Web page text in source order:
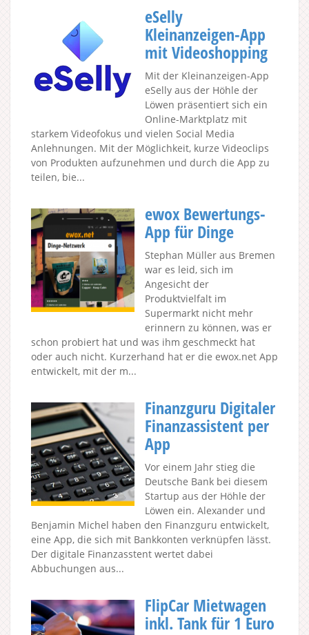
eSelly
Kleinanzeigen-App
mit Videoshopping
Mit der Kleinanzeigen-App
eSelly aus der Höhle der
Löwen präsentiert sich ein
Online-Marktplatz mit
starkem Videofokus und vielen Social Media
Anlehnungen. Mit der Möglichkeit, kurze Videoclips
von Produkten aufzunehmen und durch die App zu
teilen, bie...
ewox Bewertungs-
App für Dinge
Stephan Müller aus Bremen
war es leid, sich im
Angesicht der
Produktvielfalt im
Supermarkt nicht mehr
erinnern zu können, was er
schon probiert hat und was ihm geschmeckt hat
oder auch nicht. Kurzerhand hat er die ewox.net App
entwickelt, mit der m...
Finanzguru Digitaler
Finanzassistent per
App
Vor einem Jahr stieg die
Deutsche Bank bei diesem
Startup aus der Höhle der
Löwen ein. Alexander und
Benjamin Michel haben den Finanzguru entwickelt,
eine App, die sich mit Bankkonten verknüpfen lässt.
Der digitale Finanzasstent wertet dabei
Abbuchungen aus...
FlipCar Mietwagen
inkl. Tank für 1 Euro